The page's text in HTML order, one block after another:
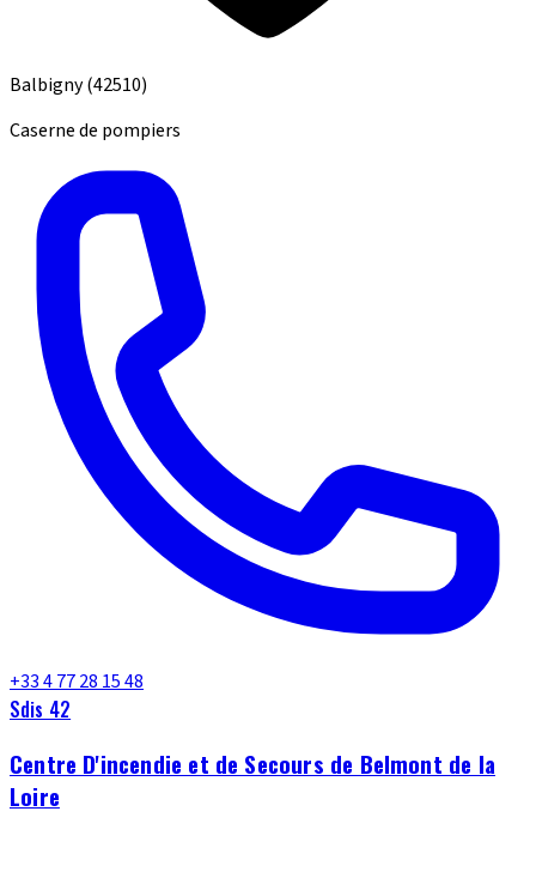
Balbigny(42510)
Caserne de pompiers
+33 4 77 28 15 48
Sdis 42
Centre D'incendie et de Secours de Belmont de la
Loire